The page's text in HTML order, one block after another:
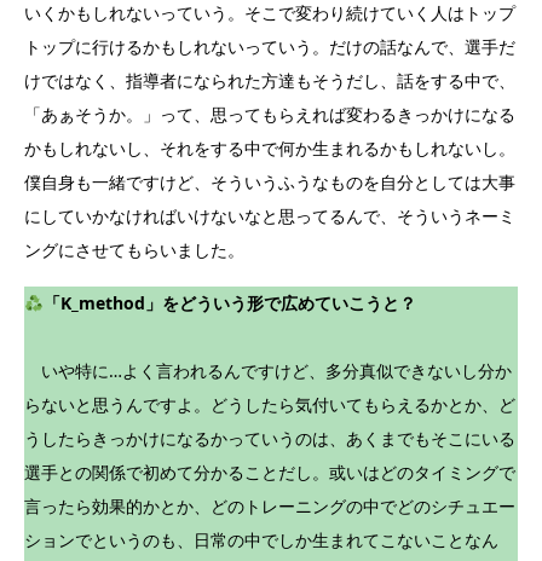
いくかもしれないっていう。そこで変わり続けていく人はトップ
トップに行けるかもしれないっていう。だけの話なんで、選手だ
けではなく、指導者になられた方達もそうだし、話をする中で、
「あぁそうか。」って、思ってもらえれば変わるきっかけになる
かもしれないし、それをする中で何か生まれるかもしれないし。
僕自身も一緒ですけど、そういうふうなものを自分としては大事
にしていかなければいけないなと思ってるんで、そういうネーミ
ングにさせてもらいました。
「K_method」をどういう形で広めていこうと？
いや特に…よく言われるんですけど、多分真似できないし分か
らないと思うんですよ。どうしたら気付いてもらえるかとか、ど
うしたらきっかけになるかっていうのは、あくまでもそこにいる
選手との関係で初めて分かることだし。或いはどのタイミングで
言ったら効果的かとか、どのトレーニングの中でどのシチュエー
ションでというのも、日常の中でしか生まれてこないことなん